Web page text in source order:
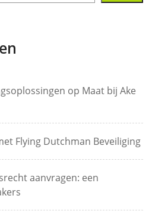
op Maat bij Ake
Flying Dutchman Beveiliging
aanvragen: een